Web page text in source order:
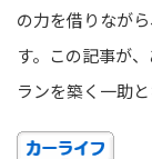
の力を借りなが
す。この記事が
ランを築く一助